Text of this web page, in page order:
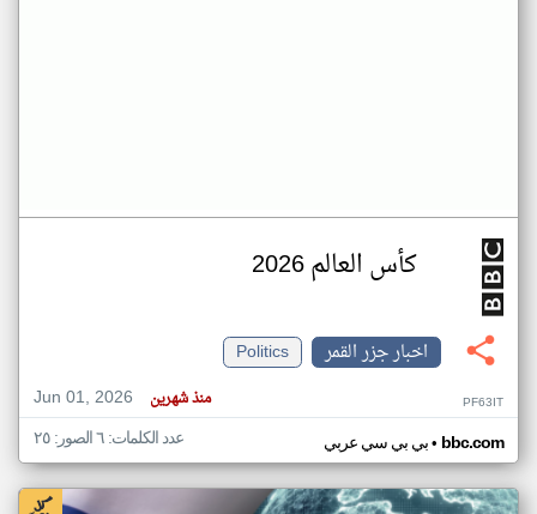
كأس العالم 2026
اخبار جزر القمر
Politics
Jun 01, 2026
منذ شهرين PF63IT
بي بي سي عربي• bbc.com عدد الكلمات: ٦ الصور: ٢٥